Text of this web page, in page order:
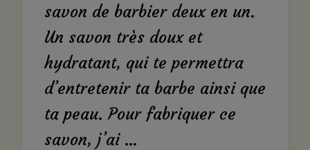
savon de barbier deux en un.
Un savon très doux et
hydratant, qui te permettra
d’entretenir ta barbe ainsi que
ta peau. Pour fabriquer ce
savon, j’ai …